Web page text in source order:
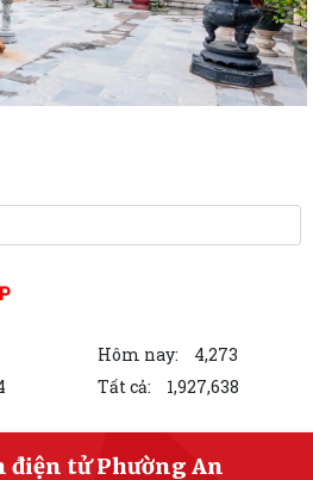
LỄ CHÀO CỜ VÀ SINH HOẠT DƯỚI CỜ
QUỸ "ĐỀN ƠN ĐÁP...
sinh hoạt chuyên đề với chủ đề "Kết
MẠNH LÊN THÀNH BÃO
nhiệt đới có khả năng mạnh lên thành
các TTHC được cắt giảm, đơn giản hóa,
công tác sau thành lập, tổ chức lại các
LẬP CÁC CÔNG ĐOÀN CƠ SỞ TRỰC
Hôm nay:
4,273
Tất cả: 1,927,638
tử Phường An